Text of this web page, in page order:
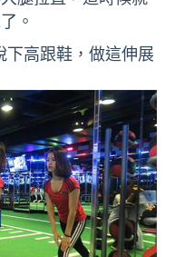
。
下高跟鞋，做這伸展